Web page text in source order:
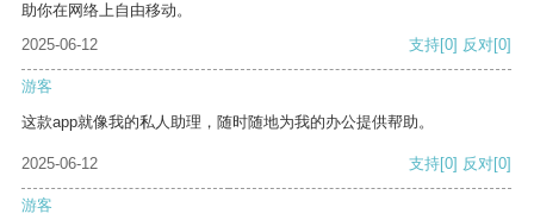
助你在网络上自由移动。
2025-06-12
支持[0] 反对[0]
游客
这款app就像我的私人助理，随时随地为我的办公提供帮助。
2025-06-12 支持[0] 反对[0]
游客